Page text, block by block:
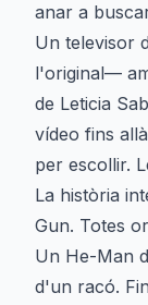
anar a
Un televisor
l'original—
de Leticia
vídeo fins
per escollir.
La història
Gun. Totes
Un He-Man
d'un racó.